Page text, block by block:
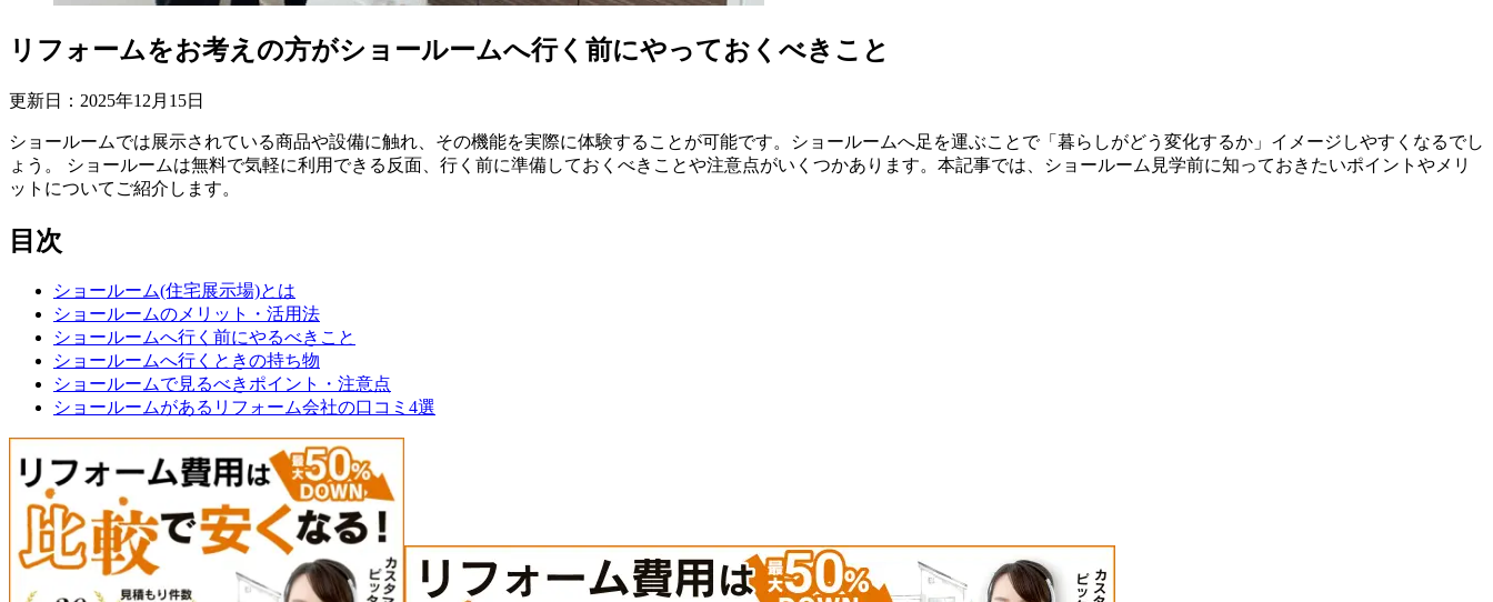
リフォームをお考えの方がショールームへ行く前にやっておくべきこと
更新日： 2025年12 月 15日
ショールームでは展示されている商品や設備に触れ、その機能を実際に体験することが可能です。ショールームへ足を運ぶことで「暮らしがどう変化するか」イメージしやすくなるでし
ょう。 ショールームは無料で気軽に利用できる反面、行く前に準備しておくべきことや注意点がいくつかあります。本記事では、ショールーム見学前に知っておきたいポイントやメリ
ットについてご紹介します。
目次
ショールーム(住宅展示場)とは
ショールームのメリット・活用法
ショールームへ行く前にやるべきこと
ショールームへ行くときの持ち物
ショールームで見るべきポイント・注意点
ショールームがあるリフォーム会社の口コミ4選